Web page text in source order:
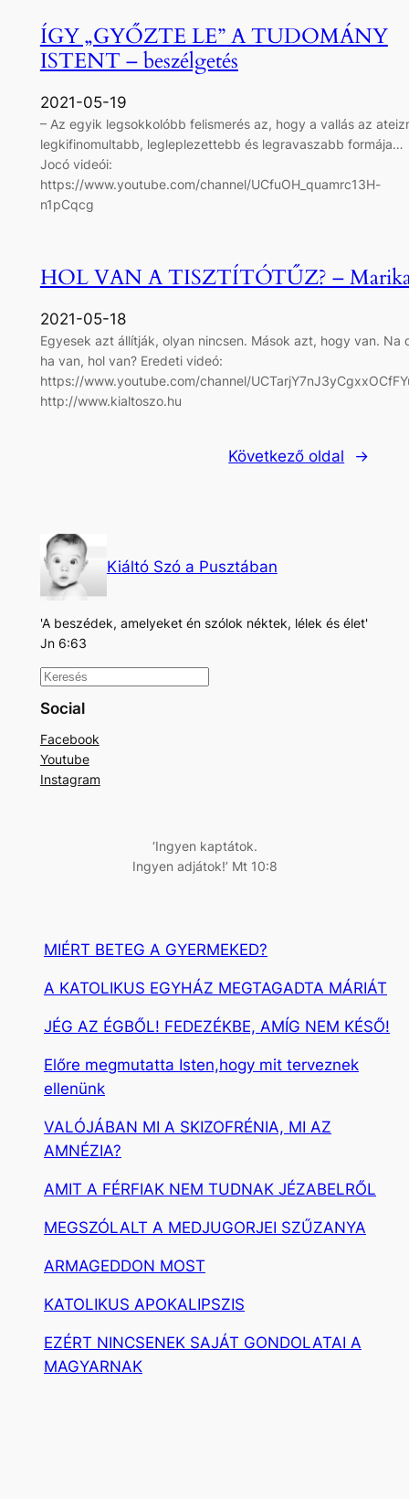
ÍGY „GYŐZTE LE” A TUDOMÁNY
ISTENT – beszélgetés
2021-05-19
– Az egyik legsokkolóbb felismerés az, hogy a vallás az
legkifinomultabb, legleplezettebb és legravaszabb formája…
Jocó videói:
https://www.youtube.com/channel/UCfuOH_quamrc13H-
n1pCqcg
HOL VAN A TISZTÍTÓTŰZ? –
2021-05-18
Egyesek azt állítják, olyan nincsen. Mások azt, hogy van. Na
ha van, hol van? Eredeti videó:
https://www.youtube.com/channel/
http://www.kialtoszo.hu
Következő oldal →
Kiáltó Szó a Pusztában
'A beszédek, amelyeket én szólok néktek, lélek és élet'
Jn 6:63
K
e
e
s
Social
Facebook
Youtube
Instagram
‘Ingyen kaptátok.
Ingyen adjátok!’ Mt 10:8
MIÉRT BETEG A GYERMEKED?
A KATOLIKUS EGYHÁZ MEGTAGADTA MÁRIÁT
JÉG AZ ÉGBŐL! FEDEZÉKBE, AMÍG NEM KÉSŐ!
Előre megmutatta Isten,hogy mit terveznek
ellenünk
VALÓJÁBAN MI A SKIZOFRÉNIA, MI AZ
AMNÉZIA?
AMIT A FÉRFIAK NEM TUDNAK JÉZABELRŐL
MEGSZÓLALT A MEDJUGORJEI SZŰZANYA
ARMAGEDDON MOST
KATOLIKUS APOKALIPSZIS
EZÉRT NINCSENEK SAJÁT GONDOLATAI A
MAGYARNAK